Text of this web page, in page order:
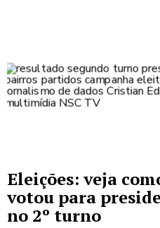
Eleições: veja
votou para
no 2º turno